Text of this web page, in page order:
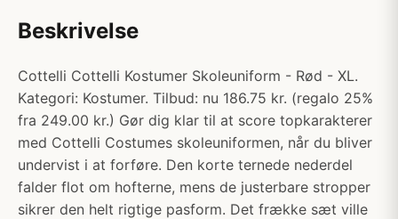
Beskrivelse
Cottelli Cottelli Kostumer Skoleuniform - Rød - XL.
Kategori: Kostumer. Tilbud: nu 186.75 kr. (regalo 25%
fra 249.00 kr.) Gør dig klar til at score topkarakterer
med Cottelli Costumes skoleuniformen, når du bliver
undervist i at forføre. Den korte ternede nederdel
falder flot om hofterne, mens de justerbare stropper
sikrer den helt rigtige pasform. Det frække sæt ville